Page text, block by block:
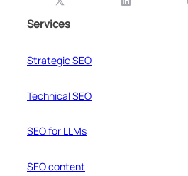
Services
Strategic SEO
Technical SEO
SEO for LLMs
SEO content